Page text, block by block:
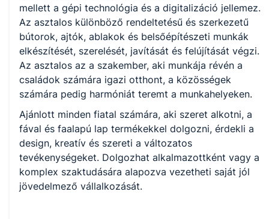
KKK/PTT
KKK letöltése (pdf)
PTT letöltése (pdf)
Okleveles technikusképzés
Nem
A képzést indító intézményeink
mellett a gépi technológia és a digitalizáció jellemez.
Az asztalos különböző rendeltetésű és szerkezetű
bútorok, ajtók, ablakok és belsőépítészeti munkák
elkészítését, szerelését, javítását és felújítását végzi.
Az asztalos az a szakember, aki munkája révén a
családok számára igazi otthont, a közösségek
számára pedig harmóniát teremt a munkahelyeken.
Ajánlott minden fiatal számára, aki szeret alkotni, a
fával és faalapú lap termékekkel dolgozni, érdekli a
design, kreatív és szereti a változatos
tevékenységeket. Dolgozhat alkalmazottként vagy a
komplex szaktudására alapozva vezetheti saját jól
jövedelmező vállalkozását.